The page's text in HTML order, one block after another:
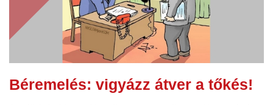
Béremelés: vigyázz átver a tőkés!